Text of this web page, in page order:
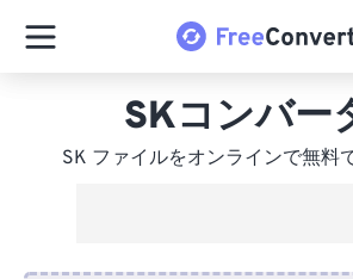
SKコンバー
SK ファイルをオンラインで無料